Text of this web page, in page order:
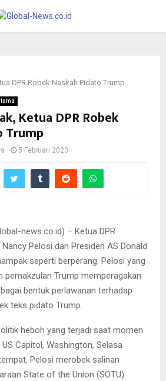
DPR Robek Naskah Pidato Trump
Ketua DPR Robek
Trump
5 Februari 2020
news.co.id) – Ketua DPR
Pelosi dan Presiden AS Donald
seperti berperang. Pelosi yang
pemakzulan Trump memperagakan
bentuk perlawanan terhadap
teks pidato Trump.
heboh yang terjadi saat momen
Capitol, Washington, Selasa
Pelosi merobek salinan
State of the Union (SOTU)